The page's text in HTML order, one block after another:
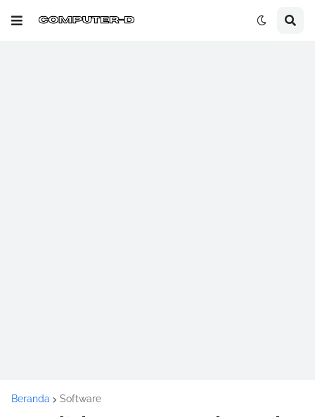
Beranda Software